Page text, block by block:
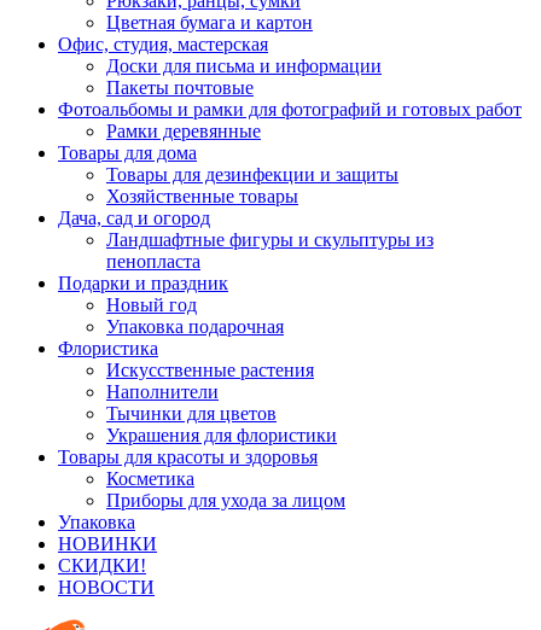
Цветная бумага и картон
Офис, студия, мастерская
Доски для письма и информации
Пакеты почтовые
Фотоальбомы и рамки для фотографий и готовых работ
Рамки деревянные
Товары для дома
Товары для дезинфекции и защиты
Хозяйственные товары
Дача, сад и огород
Ландшафтные фигуры и скульптуры из
пенопласта
Подарки и праздник
Новый год
Упаковка подарочная
Флористика
Искусственные растения
Наполнители
Тычинки для цветов
Украшения для флористики
Товары для красоты и здоровья
Косметика
Приборы для ухода за лицом
Упаковка
НОВИНКИ
СКИДКИ!
НОВОСТИ